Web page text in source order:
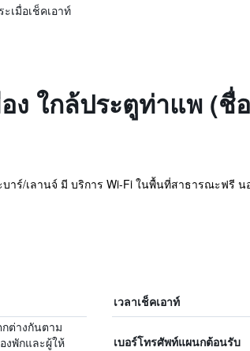
เมื่อเช็คเอาท์
ง ใกล้ประตูท่าแพ (ชื่
าร์/เลานจ์ มี บริการ Wi-Fi ในพื้นที่สาธารณะฟรี
เวลาเช็คเอาท์
ต่างกันตาม
งพักและผู้ให้
เบอร์โทรศัพท์แผนกต้อนรับ